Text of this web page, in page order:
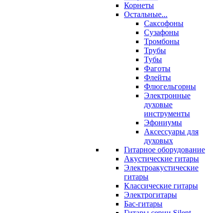
Корнеты
Остальные...
Саксофоны
Сузафоны
Тромбоны
Трубы
Тубы
Фаготы
Флейты
Флюгельгорны
Электронные
духовые
инструменты
Эфониумы
Аксессуары для
духовых
Гитарное оборудование
Акустические гитары
Электроакустические
гитары
Классические гитары
Электрогитары
Бас-гитары